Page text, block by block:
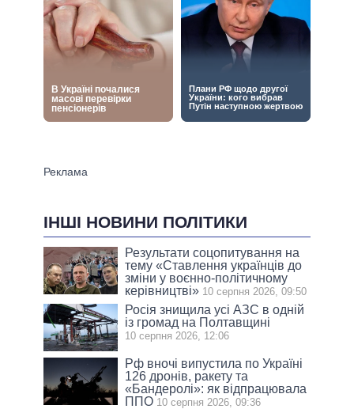
ІНШІ НОВИНИ ПОЛІТИКИ
Результати соцопитування на
тeму «Ставлення українців до
зміни у воєнно-політичному
керівництві» 10 серпня 2026, 09:50
Росія знищила усі АЗС в одній
із громад на Полтавщині
10 серпня 2026, 12:06
Рф вночі випустила по Україні
126 дронів, ракету та
«Бандеролі»: як відпрацювала
ППО 10 серпня 2026, 09:36